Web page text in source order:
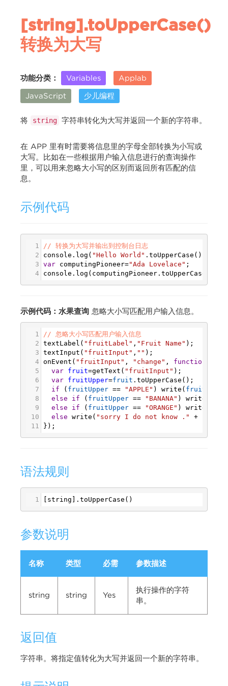
[string].toUpperCase()
转换为大写
功能分类： Variables
Applab
JavaScript
少儿编程
将 string 字符串转化为大写并返回一个新的字符串。
在 APP 里有时需要将信息里的字母全部转换为小写或
大写。比如在一些根据用户输入信息进行的查询操作
里，可以用来忽略大小写的区别而返回所有匹配的信
息。
示例代码
1
// 转换为大写并输出到控制台日志
2
console . log ( "Hello World" . toUpperCase ());
3 var computingPioneer="Ada Lovelace" ;
4
console . log ( computingPioneer. toUpperCase
示例代码：水果查询 忽略大小写匹配用户输入信息。
1
// 忽略大小写匹配用户输入信息
2 textLabel ( "fruitLabel" , "Fruit Name" );
3 textInput ( "fruitInput" , "" );
4 onEvent ( "fruitInput" , "change" , function
5
var fruit=getText ( "fruitInput" );
6
var fruitUpper=fruit . toUpperCase ();
7
if ( fruitUpper == "APPLE" ) write ( fruit
8
else if ( fruitUpper == "BANANA" ) write
9
else if ( fruitUpper == "ORANGE" ) write
10
else write ( "sorry I do not know ." +
11
});
语法规则
1 [ string ]. toUpperCase ()
参数说明
名称 类型 必需 参数描述
string string Yes
执行操作的字符
串。
返回值
字符串。将指定值转化为大写并返回一个新的字符串。